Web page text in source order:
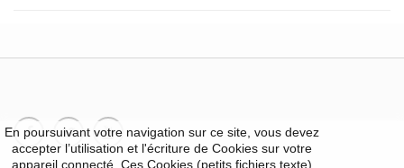
En poursuivant votre navigation sur ce site, vous devez
accepter l’utilisation et l'écriture de Cookies sur votre
appareil connecté. Ces Cookies (petits fichiers texte)